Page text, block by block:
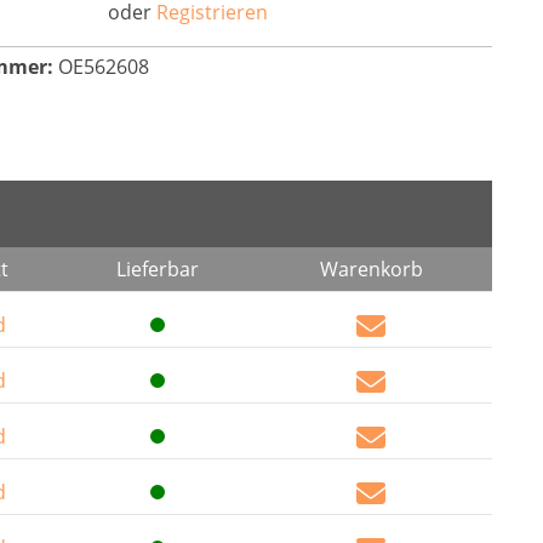
oder Registrieren
OE562608
Lieferbar Warenkorb